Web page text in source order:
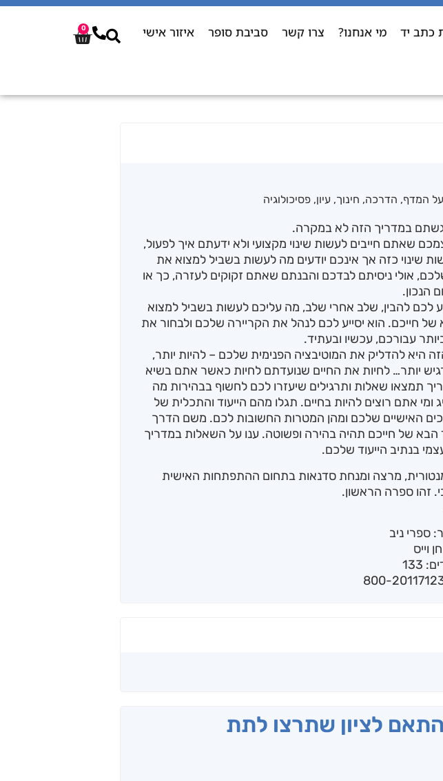
כתב יד מי אנחנו? צרו קשר סביבת סופר איזור אישי 0
המדף, הדרכה, חינוך, עיון, פסיכולוגיה
במדריך הזה לא במקרה.
שאתם חייבים לעשות שינוי מקצועי ולא ידעתם איך לפעול,
שינוי כזה אך אינכם יודעים מה לעשות בשביל למצוא את
אולי ניסיתם לבדכם והבנתם שאתם זקוקים לעזרה, כך או
הנכון.
לכם להבין, שלב אחרי שלב, מה עליכם לעשות בשביל למצוא
חייכם. הוא יסייע לכם לנהל את הקריירה שלכם ולבחור את
עבורכם, עכשיו ובעתיד.
היא להדליק את המוטיבציה הפנימית שלכם – להיות יותר,
יותר… לחיות את החיים שנועדתם לחיות כאשר אתם בשיא
תמצאו שאלות ותרגילים שיעזרו לכם לחשוף בבהירות מה
ומי אתם רוצים להיות בחיים. תגלו מהם הייעוד והתכלית של
האישיים שלכם ומהן המטרות החשובות לכם. משם הדרך
של חייכם תהיה בהירה ופשוטה. ענו על השאלות במדריך
בנתיב הייעוד שלכם.
מרצה ומנחת סדנאות בתחום ההתפתחות האישית
זהו ספרה הראשון.
ספרי ניב
וייס
לציון שתרצו לתת